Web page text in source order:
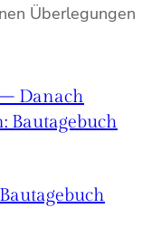
Überlegungen
Danach
Bautagebuch